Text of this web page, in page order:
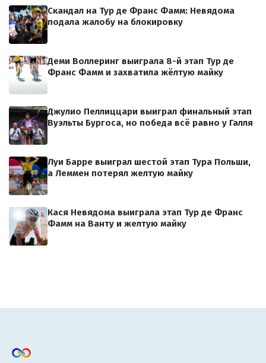
Скандал на Тур де Франс Фамм: Невядома
подала жалобу на блокировку
Деми Воллеринг выиграла 8-й этап Тур де
Франс Фамм и захватила жёлтую майку
Джулио Пеллиццари выиграл финальный этап
Вуэльты Бургоса, но победа всё равно у Галля
Луи Барре выиграл шестой этап Тура Польши,
а Леммен потерял желтую майку
Кася Невядома выиграла этап Тур де Франс
Фамм на Ванту и желтую майку